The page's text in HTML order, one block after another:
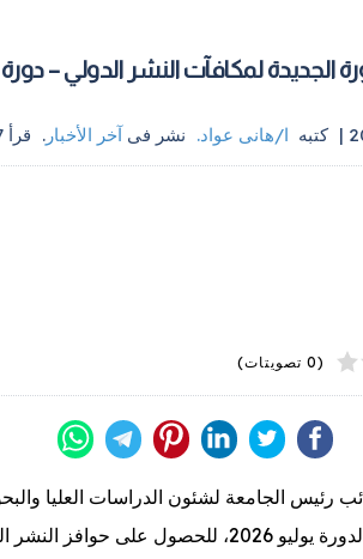
الجديدة لمكافآت النشر الدولي – دورة
كتبه ا/هانى عواد. نشر فىآخر الأخبار . قرأ
1
2
3
4
5 (0 تصويتات)
رئيس الجامعة لشئون الدراسات العليا
رئيس جامعة بنها قد وافق على فتح باب التقدم لدورة